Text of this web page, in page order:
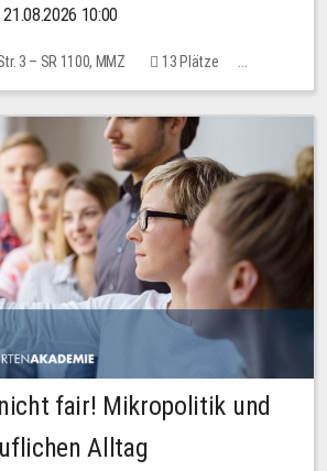
10:00
3 – SR 1100, MMZ
13 Plätze
fair! Mikropolitik und
Alltag